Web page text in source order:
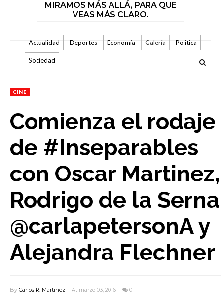
MIRAMOS MÁS ALLÁ, PARA QUE
VEAS MÁS CLARO.
Actualidad Deportes Economía Galería Politica
Sociedad
CINE
Comienza el rodaje
de #Inseparables
con Oscar Martinez,
Rodrigo de la Serna
@carlapetersonA y
Alejandra Flechner
By Carlos R. Martinez At marzo 03, 2016 0